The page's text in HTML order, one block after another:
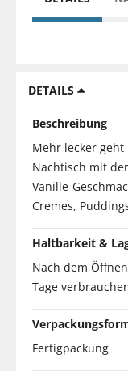
DETAILS
Beschreibung
Mehr lecker
Nachtisch mit
Vanille-
Cremes,
Haltbarkeit &
Nach dem
Tage
Fertigpackung